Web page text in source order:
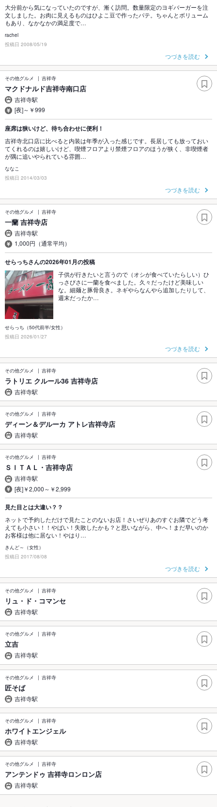
大分前から気になっていたのですが、漸く訪問。数量限定のヨギバーガーを注
文しました。お肉に見えるものはひよこ豆で作ったパテ。ちゃんとボリューム
もあり、なかなかの満足度で…
rachel
投稿日 2008/05/19
つづきを読む
その他グルメ 吉祥寺
マクドナルド吉祥寺南口店
吉祥寺駅
[夜]～￥999
座席は狭いけど、待ち合わせに便利！
吉祥寺北口店に比べると内装は年季が入った感じです。長居しても放っておい
てくれるのは嬉しいけど、喫煙フロアより禁煙フロアのほうが狭く、非喫煙者
が隅に追いやられている雰囲…
ななこ
投稿日 2014/03/03
つづきを読む
その他グルメ 吉祥寺
一蘭 吉祥寺店
吉祥寺駅
1,000円（通常平均）
せらっちさんの2026年01月の投稿
子供が行きたいと言うので（オシが食べていたらしい）ひ
っさびさに一蘭を食べました。久々だったけど美味しい
な。細麺と豚骨良き。ネギやらなんやら追加したりして、
週末だったか…
せらっち（50代前半/女性）
投稿日 2026/01/27
つづきを読む
その他グルメ 吉祥寺
ラトリエ クルール36 吉祥寺店
吉祥寺駅
その他グルメ 吉祥寺
ディーン＆デルーカ アトレ吉祥寺店
吉祥寺駅
その他グルメ 吉祥寺
ＳＩＴＡＬ・吉祥寺店
吉祥寺駅
[夜]￥2,000～￥2,999
見た目とは大違い？？
ネットで予約しただけで見たことのないお店！さいぜりあのすぐお隣でどう考
えても小さい！！やばい！失敗したかも？と思いながら、中へ！まだ早いのか
お客様は他に居ない！やはり…
きんど～（女性）
投稿日 2017/08/08
つづきを読む
その他グルメ 吉祥寺
リュ・ド・コマンセ
吉祥寺駅
その他グルメ 吉祥寺
立吉
吉祥寺駅
その他グルメ 吉祥寺
匠そば
吉祥寺駅
その他グルメ 吉祥寺
ホワイトエンジェル
吉祥寺駅
その他グルメ 吉祥寺
アンテンドゥ 吉祥寺ロンロン店
吉祥寺駅